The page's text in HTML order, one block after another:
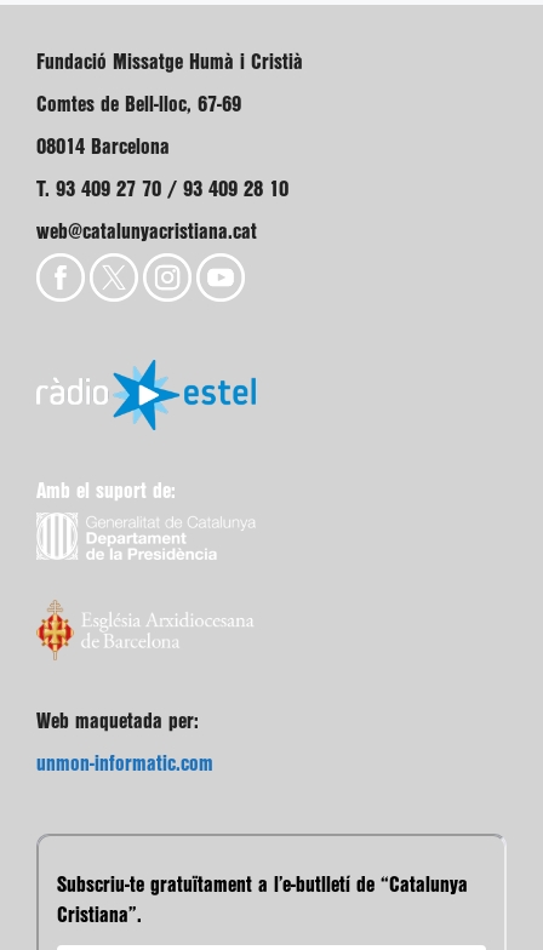
Fundació Missatge Humà i Cristià
Comtes de Bell-lloc, 67-69
08014 Barcelona
T. 93 409 27 70 / 93 409 28 10
web@catalunyacristiana.cat
Amb el suport de:
Web maquetada per:
unmon-informatic.com
Subscriu-te gratuïtament a l’e-butlletí de “Catalunya
Cristiana”.